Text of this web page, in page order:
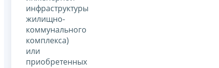
инфраструктуры
жилищно-
коммунального
комплекса)
или
приобретенных